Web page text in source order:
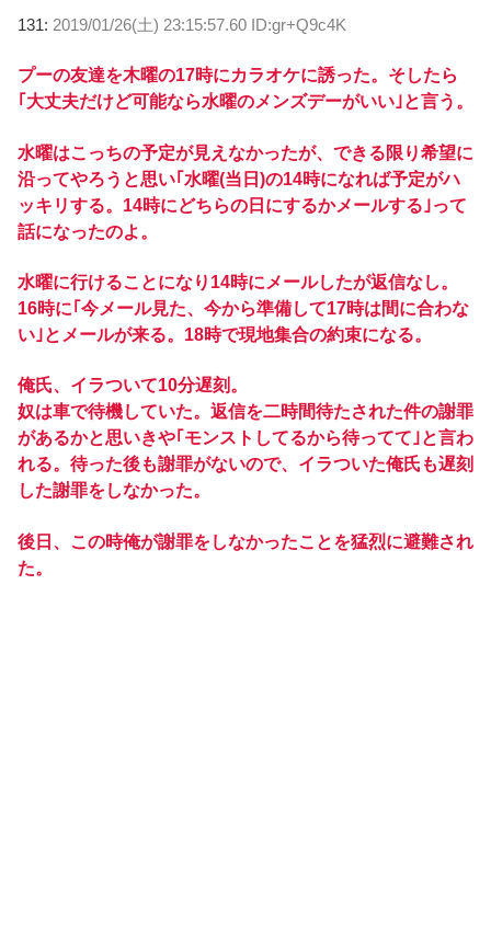
131: 2019/01/26(土) 23:15:57.60 ID:gr+Q9c4K
プーの友達を木曜の17時にカラオケに誘った。そしたら
｢大丈夫だけど可能なら水曜のメンズデーがいい｣と言う。
水曜はこっちの予定が見えなかったが、できる限り希望に
沿ってやろうと思い｢水曜(当日)の14時になれば予定がハ
ッキリする。14時にどちらの日にするかメールする｣って
話になったのよ。
水曜に行けることになり14時にメールしたが返信なし。
16時に｢今メール見た、今から準備して17時は間に合わな
い｣とメールが来る。18時で現地集合の約束になる。
俺氏、イラついて10分遅刻。
奴は車で待機していた。返信を二時間待たされた件の謝罪
があるかと思いきや｢モンストしてるから待ってて｣と言わ
れる。待った後も謝罪がないので、イラついた俺氏も遅刻
した謝罪をしなかった。
後日、この時俺が謝罪をしなかったことを猛烈に避難され
た。